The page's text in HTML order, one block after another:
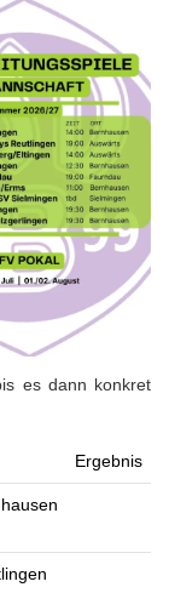
es dann konkret
Ergebnis